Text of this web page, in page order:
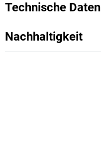
Technische Daten
Nachhaltigkeit